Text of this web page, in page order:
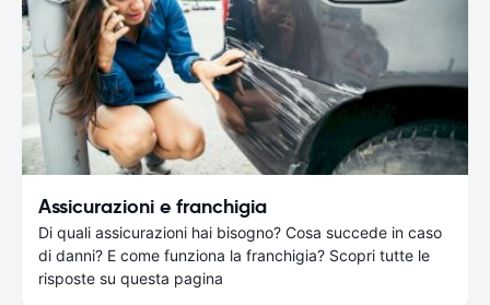
Assicurazioni e franchigia
Di quali assicurazioni hai bisogno? Cosa succede in caso
di danni? E come funziona la franchigia? Scopri tutte le
risposte su questa pagina